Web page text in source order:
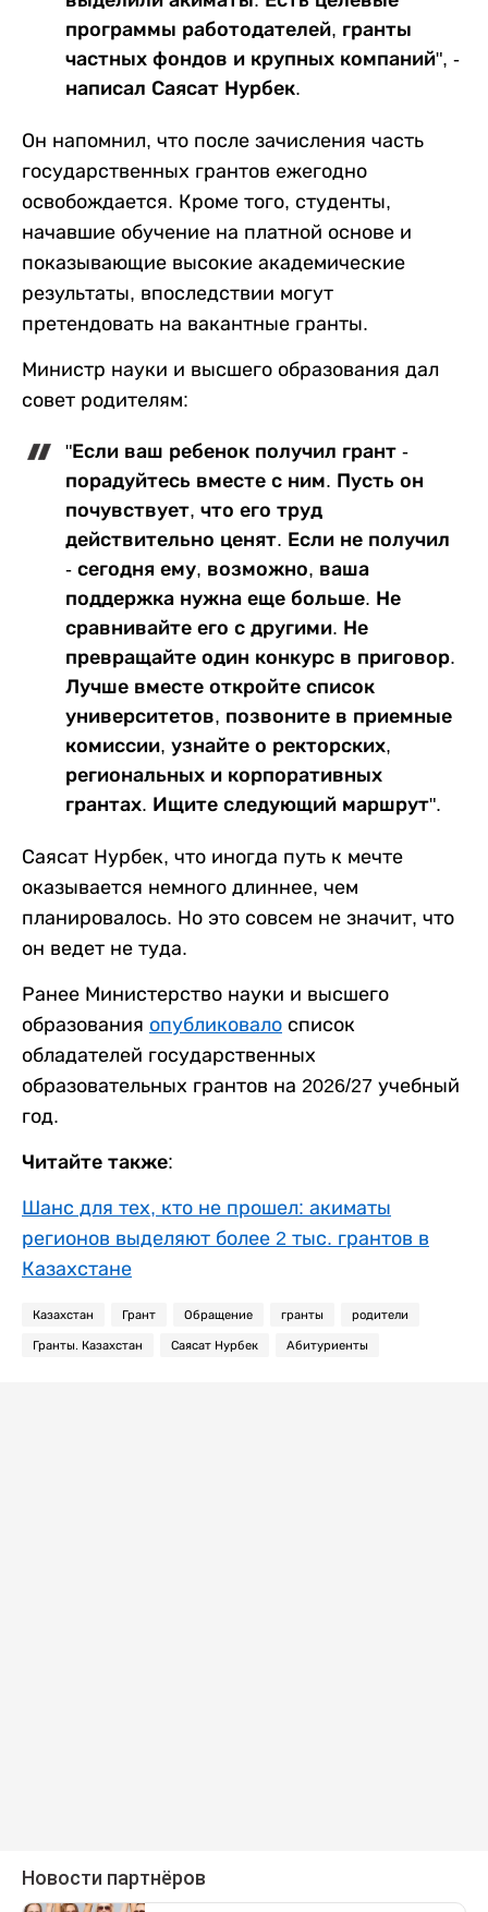
программы работодателей, гранты
частных фондов и крупных компаний", -
написал Саясат Нурбек.
Он напомнил, что после зачисления часть
государственных грантов ежегодно
освобождается. Кроме того, студенты,
начавшие обучение на платной основе и
показывающие высокие академические
результаты, впоследствии могут
претендовать на вакантные гранты.
Министр науки и высшего образования дал
совет родителям:
"Если ваш ребенок получил грант -
порадуйтесь вместе с ним. Пусть он
почувствует, что его труд
действительно ценят. Если не получил
- сегодня ему, возможно, ваша
поддержка нужна еще больше. Не
сравнивайте его с другими. Не
превращайте один конкурс в приговор.
Лучше вместе откройте список
университетов, позвоните в приемные
комиссии, узнайте о ректорских,
региональных и корпоративных
грантах. Ищите следующий маршрут".
Саясат Нурбек, что иногда путь к мечте
оказывается немного длиннее, чем
планировалось. Но это совсем не значит, что
он ведет не туда.
Ранее Министерство науки и высшего
образования опубликовало список
обладателей государственных
образовательных грантов на 2026/27 учебный
год.
Читайте также:
Шанс для тех, кто не прошел: акиматы
регионов выделяют более 2 тыс. грантов в
Казахстане
Казахстан Грант Обращение гранты родители
Гранты. Казахстан Саясат Нурбек Абитуриенты